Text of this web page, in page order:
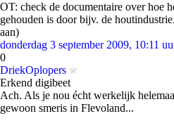
OT: check de documentaire over hoe
gehouden is door bijv. de
aan)
donderdag 3 september 2009, 10:11
0
DriekOplopers
Erkend digibeet
Ach. Als je nou écht werkelijk
gewoon smeris in Flevoland...